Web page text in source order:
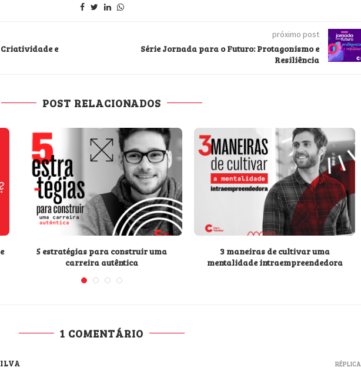
e
próximo post
Série Jornada para o Futuro: Protagonismo e
Resiliência
POST RELACIONADOS
5 estratégias para construir uma
carreira autêntica
3 maneiras de cultivar uma
mentalidade intraempreendedora
1 COMENTÁRIO
RÉPLICA